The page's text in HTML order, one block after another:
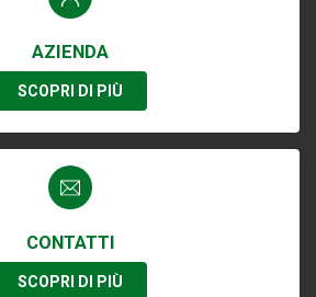
AZIENDA
SCOPRI DI PIÙ
CONTATTI
SCOPRI DI PIÙ